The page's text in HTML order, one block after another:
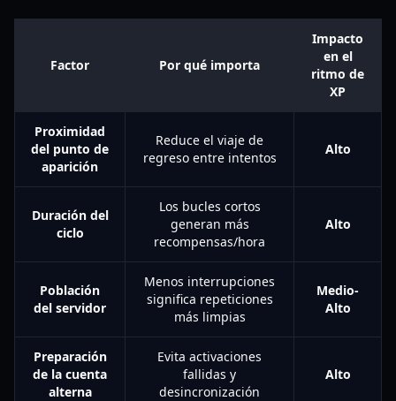
Factor Por qué importa
Impacto
en el
ritmo de
XP
Proximidad
del punto de
aparición
Reduce el viaje de
regreso entre intentos
Alto
Duración del
ciclo
Los bucles cortos
generan más
recompensas/hora
Alto
Población
del servidor
Menos interrupciones
significa repeticiones
más limpias
Medio-
Alto
Preparación
de la cuenta
alterna
Evita activaciones
fallidas y
desincronización
Alto